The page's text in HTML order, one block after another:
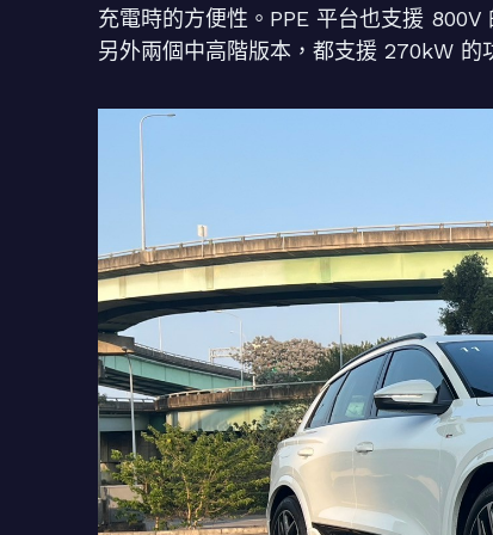
充電時的方便性。PPE 平台也支援
另外兩個中高階版本，都支援 270kW 的